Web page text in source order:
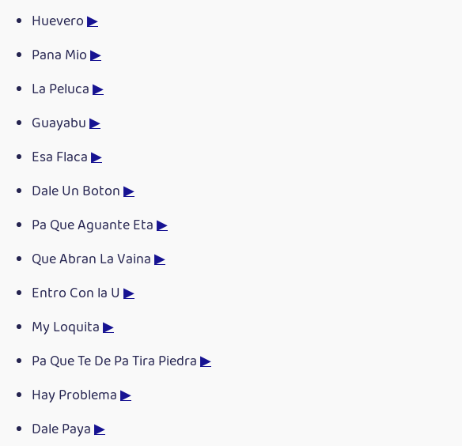
Huevero▶
Pana Mio▶
La Peluca▶
Guayabu▶
Esa Flaca▶
Dale Un Boton▶
Pa Que Aguante Eta▶
Que Abran La Vaina▶
Entro Con la U ▶
My Loquita▶
Pa Que Te De Pa Tira Piedra▶
Hay Problema▶
Dale Paya▶